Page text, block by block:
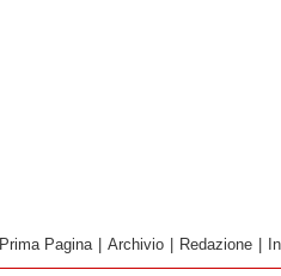
Prima Pagina Archivio Redazione